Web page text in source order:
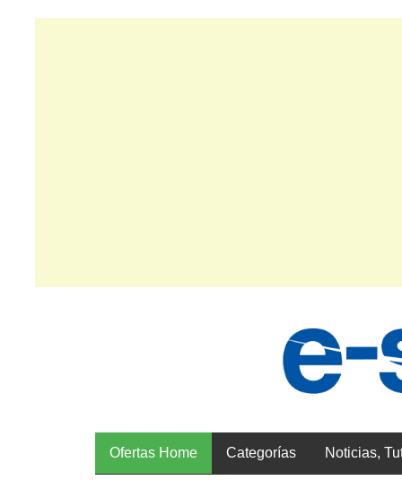
Ofertas Home Categorías Noticias,